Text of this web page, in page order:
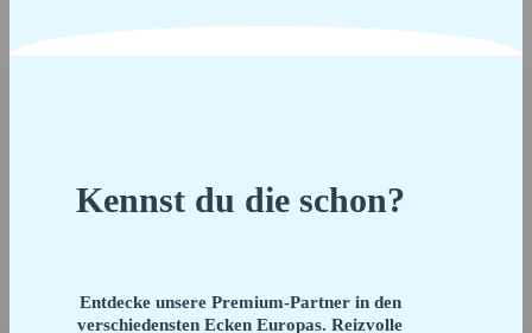
Kennst du die schon?
Entdecke unsere Premium-Partner in den
verschiedensten Ecken Europas. Reizvolle